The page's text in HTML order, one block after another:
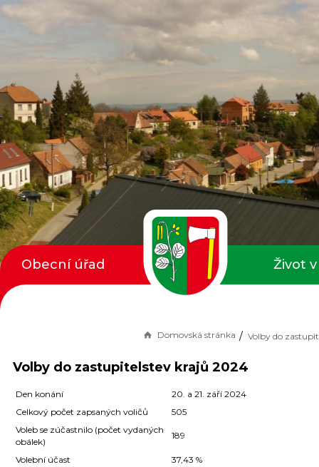
Domovská stránka
Volby do zastupitelstev krajů 2024
Den konání
20. a 21. září 2024
Celkový počet zapsaných voličů
505
Voleb se zúčastnilo (počet vydaných
obálek)
189
Volební účast
37,43 %
Obecní úřad Život